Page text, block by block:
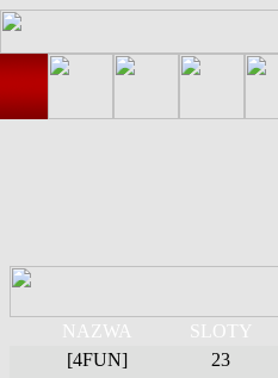
NAZWA SLOTY
[4FUN]
23